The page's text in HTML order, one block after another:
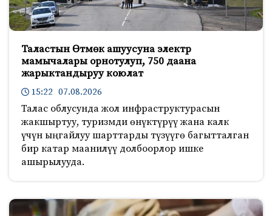
Таластын Өтмөк ашуусуна электр
мамычалары орнотулуп, 750 даана
жарыктандыруу коюлат
15:22 07.08.2026
Талас облусунда жол инфраструктурасын
жакшыртуу, туризмди өнүктүрүү жана калк
үчүн ыңгайлуу шарттарды түзүүгө багытталган
бир катар маанилүү долбоорлор ишке
ашырылууда.